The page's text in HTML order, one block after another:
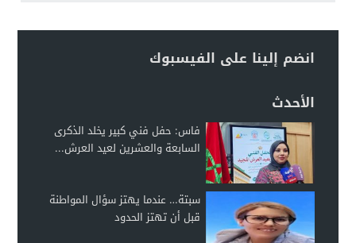
انضم إلينا على الفيسبوك
الأحدث
فاس: حفل فني كبير يخلد الذكرى
السابعة والعشرين لعيد العرش...
سبتة… عندما يهتز سؤال المواطنة
قبل أن تهتز الحدود